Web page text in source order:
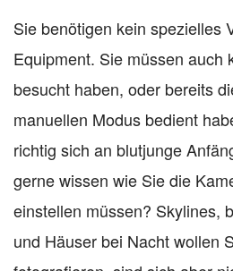
Sie benötigen kein spezielles
Equipment. Sie müssen auch
besucht haben, oder bereits
manuellen Modus bedient
richtig sich an blutjunge
gerne wissen wie Sie die
einstellen müssen? Skylines,
und Häuser bei Nacht wollen